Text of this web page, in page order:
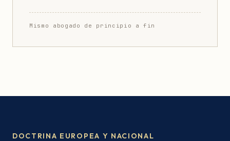
Mismo abogado de principio a fin
DOCTRINA EUROPEA Y NACIONAL